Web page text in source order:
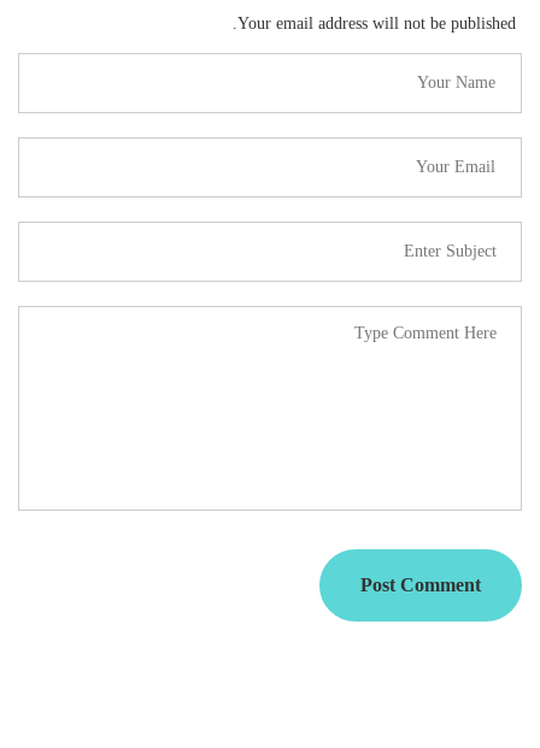
Your email address will not be published.
Post Comment